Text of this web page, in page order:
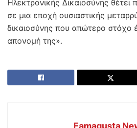
Ηλεκτρονικής Δικαιοσύνης
σε μια εποχή ουσιαστικής
δικαιοσύνης που απώτερο στόχο
απονομή της».
Famagusta